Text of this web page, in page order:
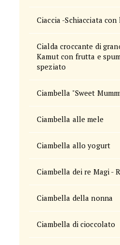
Ciaccia -Schiacciata con
Cialda croccante di
Kamut con frutta e
speziato
Ciambella "Sweet
Ciambella alle mele
Ciambella allo yogurt
Ciambella dei re Magi -
Ciambella della nonna
Ciambella di cioccolato